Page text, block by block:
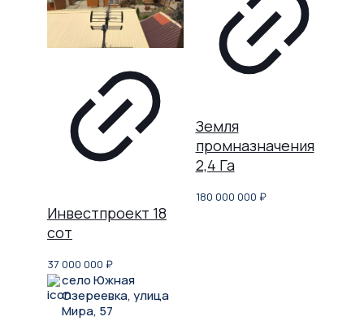
Инвестпроект 18
сот
37 000 000 ₽
село Южная
Озереевка, улица
Мира, 57
Земля
промназначения
2,4 Га
180 000 000 ₽